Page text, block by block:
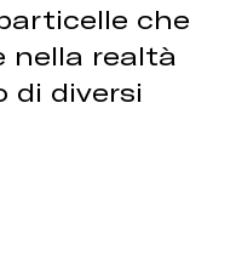
che
nella realtà
di diversi